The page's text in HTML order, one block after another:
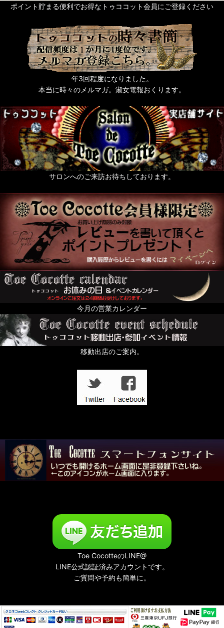
ポイント貯まる便利でお得なトゥココット会員にご登録ください
年3回程度になりました。
本当に時々のメルマガ。淑女電報おくります。
サロンへのご来訪お待ちしております。
今月の営業カレンダー
移動出店のご案内。
Toe CocotteのLINE@
LINE公式認証済みアカウントです。
ご質問や予約も簡単に。